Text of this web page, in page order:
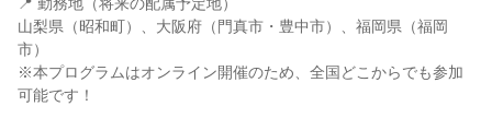
山梨県（昭和町）、大阪府（門真市・豊中市）、福岡県（福岡
市）
※本プログラムはオンライン開催のため、全国どこからでも参加
可能です！